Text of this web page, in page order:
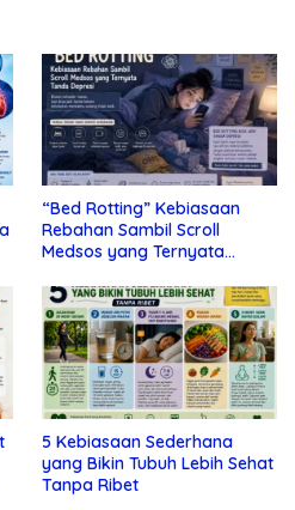
“Bed Rotting” Kebiasaan
Rebahan Sambil Scroll
Medsos yang Ternyata
5 Kebiasaan Sederhana
yang Bikin Tubuh Lebih Sehat
Tanpa Ribet